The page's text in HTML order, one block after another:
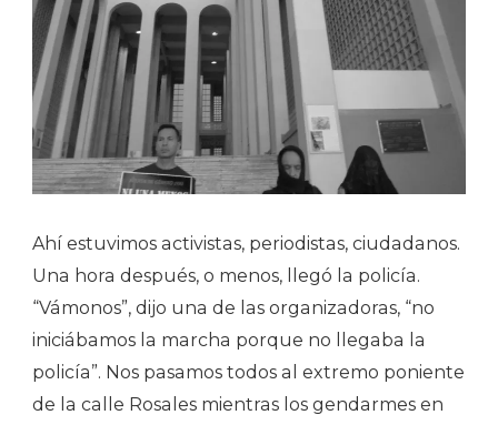
Ahí estuvimos activistas, periodistas, ciudadanos.
Una hora después, o menos, llegó la policía.
“Vámonos”, dijo una de las organizadoras, “no
iniciábamos la marcha porque no llegaba la
policía”. Nos pasamos todos al extremo poniente
de la calle Rosales mientras los gendarmes en